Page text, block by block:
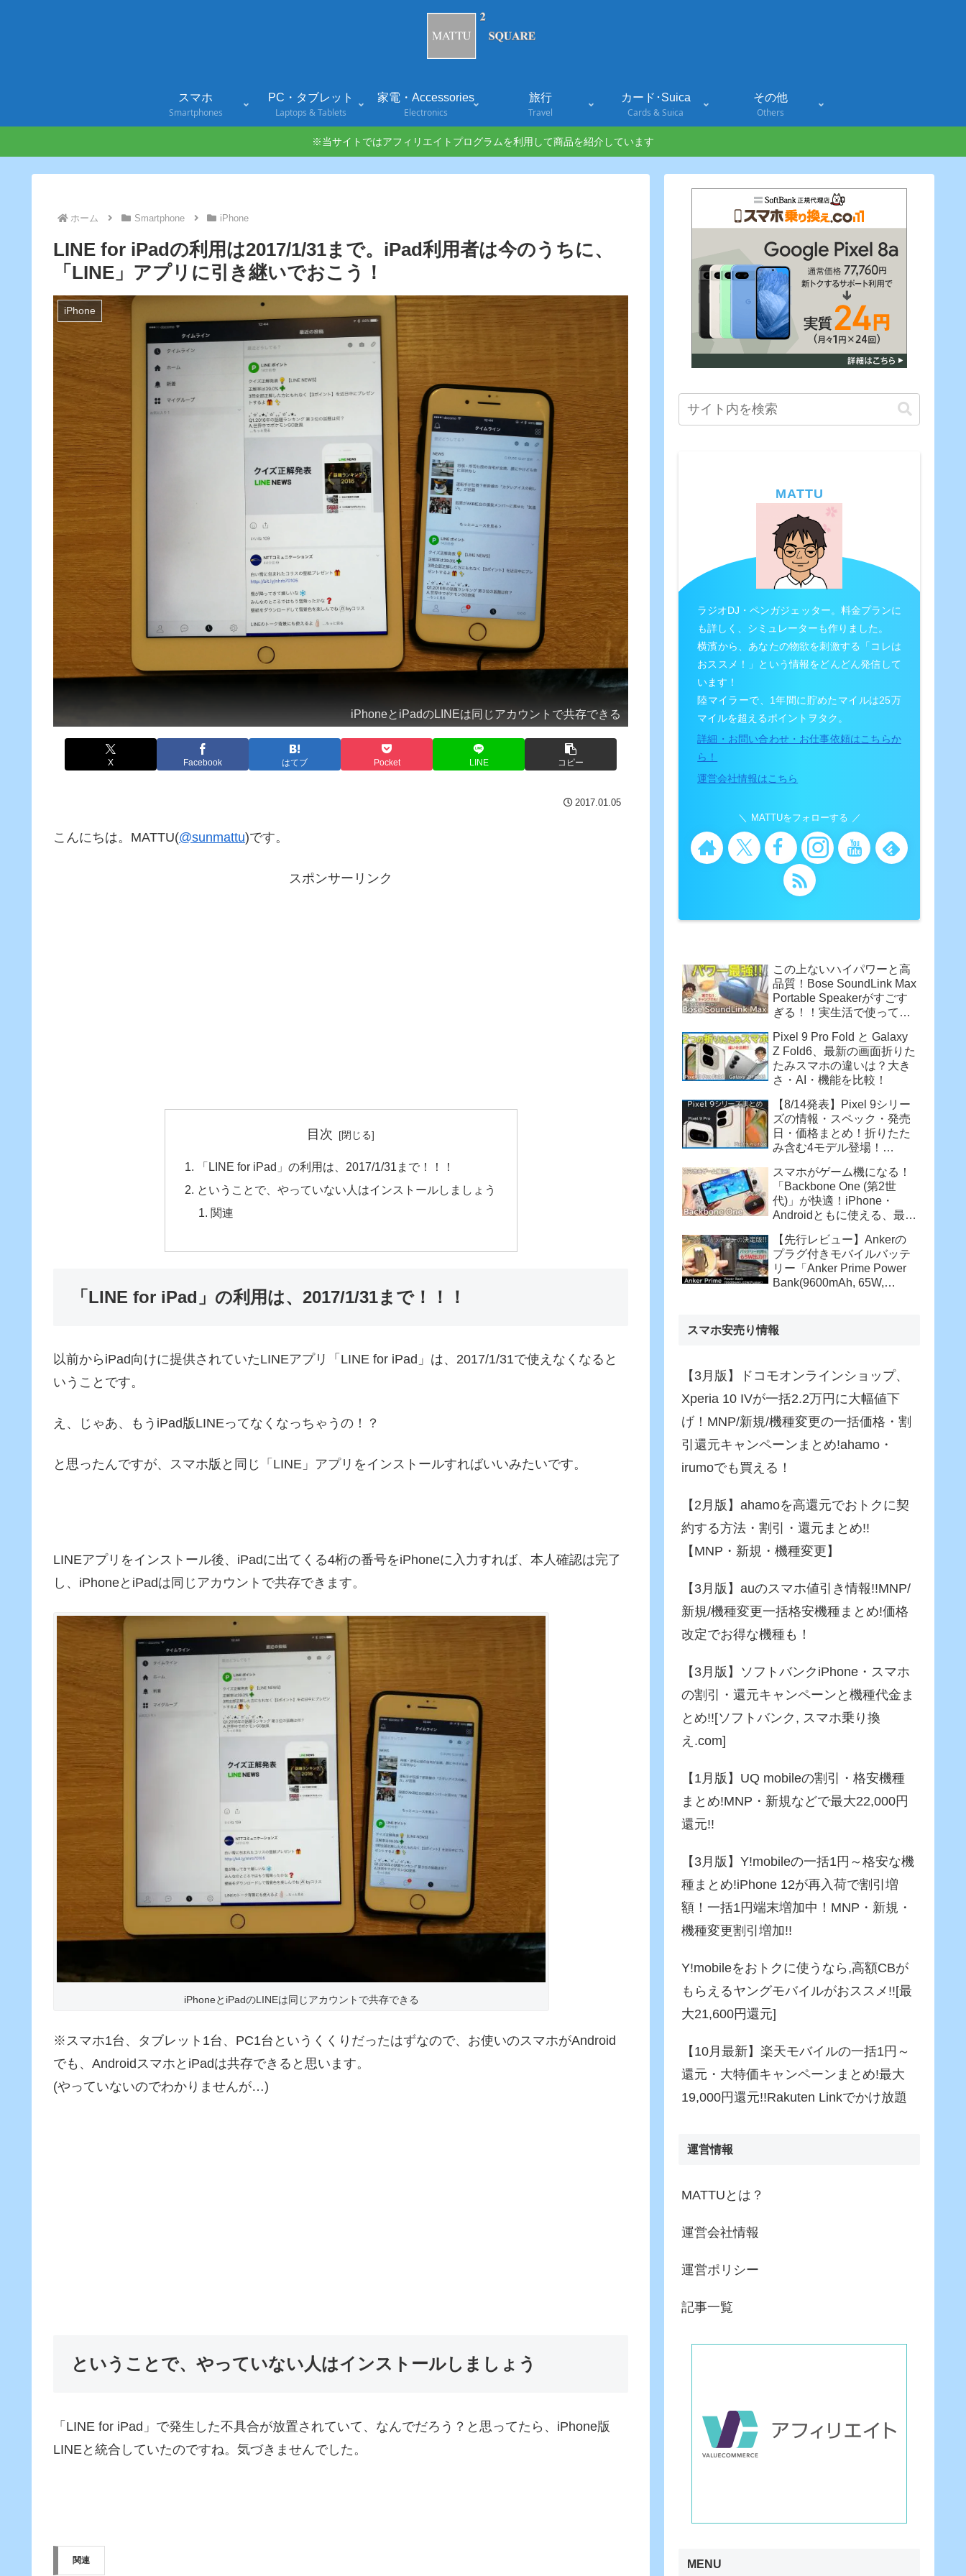
スマホ
Smartphones
PC・タブレット
Laptops & Tablets
家電・Accessories
Electronics
旅行
Travel
カード･Suica
Cards & Suica
その他
Others
※当サイトではアフィリエイトプログラムを利用して商品を紹介しています
ホーム Smartphone iPhone
LINE for iPadの利用は2017/1/31まで。iPad利用者は今のうちに、
「LINE」アプリに引き継いでおこう！
iPhone
iPhoneとiPadのLINEは同じアカウントで共存できる
X Facebook はてブ Pocket LINE コピー
2017.01.05
こんにちは。MATTU(@sunmattu)です。
スポンサーリンク
目次
「LINE for iPad」の利用は、2017/1/31まで！！！
ということで、やっていない人はインストールしましょう
関連
「LINE for iPad」の利用は、2017/1/31まで！！！
以前からiPad向けに提供されていたLINEアプリ「LINE for iPad」は、2017/1/31で使えなくなると
いうことです。
え、じゃあ、もうiPad版LINEってなくなっちゃうの！？
と思ったんですが、スマホ版と同じ「LINE」アプリをインストールすればいいみたいです。
LINEアプリをインストール後、iPadに出てくる4桁の番号をiPhoneに入力すれば、本人確認は完了
し、iPhoneとiPadは同じアカウントで共存できます。
iPhoneとiPadのLINEは同じアカウントで共存できる
※スマホ1台、タブレット1台、PC1台というくくりだったはずなので、お使いのスマホがAndroid
でも、AndroidスマホとiPadは共存できると思います。
(やっていないのでわかりませんが…)
ということで、やっていない人はインストールしましょう
「LINE for iPad」で発生した不具合が放置されていて、なんでだろう？と思ってたら、iPhone版
LINEと統合していたのですね。気づきませんでした。
関連
MATTU
ラジオDJ・ペンガジェッター。料金プランに
も詳しく、シミュレーターも作りました。
横濱から、あなたの物欲を刺激する「コレは
おススメ！」という情報をどんどん発信して
います！
陸マイラーで、1年間に貯めたマイルは25万
マイルを超えるポイントヲタク。
詳細・お問い合わせ・お仕事依頼はこちらか
ら！
運営会社情報はこちら
MATTUをフォローする
この上ないハイパワーと高
品質！Bose SoundLink Max
Portable Speakerがすごす
ぎる！！実生活で使って感
Pixel 9 Pro Fold と Galaxy
Z Fold6、最新の画面折りた
たみスマホの違いは？大き
さ・AI・機能を比較！
【8/14発表】Pixel 9シリー
ズの情報・スペック・発売
日・価格まとめ！折りたた
み含む4モデル登場！
XL・Pixel 9 Pro Fold】
スマホがゲーム機になる！
「Backbone One (第2世
代)」が快適！iPhone・
Androidともに使える、最強
【先行レビュー】Ankerの
プラグ付きモバイルバッテ
リー「Anker Prime Power
Bank(9600mAh, 65W,
電！
スマホ安売り情報
【3月版】ドコモオンラインショップ、
Xperia 10 IVが一括2.2万円に大幅値下
げ！MNP/新規/機種変更の一括価格・割
引還元キャンペーンまとめ!ahamo・
irumoでも買える！
【2月版】ahamoを高還元でおトクに契
約する方法・割引・還元まとめ!!
【MNP・新規・機種変更】
【3月版】auのスマホ値引き情報!!MNP/
新規/機種変更一括格安機種まとめ!価格
改定でお得な機種も！
【3月版】ソフトバンクiPhone・スマホ
の割引・還元キャンペーンと機種代金ま
とめ!![ソフトバンク, スマホ乗り換
え.com]
【1月版】UQ mobileの割引・格安機種
まとめ!MNP・新規などで最大22,000円
還元!!
【3月版】Y!mobileの一括1円～格安な機
種まとめ!iPhone 12が再入荷で割引増
額！一括1円端末増加中！MNP・新規・
機種変更割引増加!!
Y!mobileをおトクに使うなら,高額CBが
もらえるヤングモバイルがおススメ!![最
大21,600円還元]
【10月最新】楽天モバイルの一括1円～
還元・大特価キャンペーンまとめ!最大
19,000円還元!!Rakuten Linkでかけ放題
運営情報
MATTUとは？
運営会社情報
運営ポリシー
記事一覧
MENU